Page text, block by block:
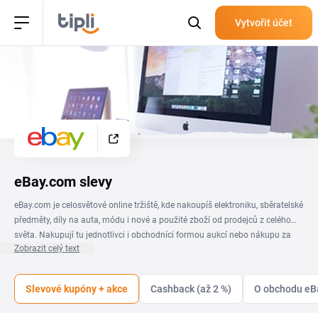
Vytvořit účet
eBay.com slevy
eBay.com je celosvětové online tržiště, kde nakoupíš elektroniku, sběratelské
předměty, díly na auta, módu i nové a použité zboží od prodejců z celého
světa. Nakupují tu jednotlivci i obchodníci formou aukcí nebo nákupu za
pevnou cenu. Se slevovým kódem eBay zaplatíš za vybrané položky méně,
přehled slev a kódů najdeš na této stránce. Když je k dispozici kupón eBay,
zkopíruj ho a vlož v košíku do pole pro slevový kód ještě před dokončením
Zobrazit celý text
Slevové kupóny + akce Cashback (až 2 %) O obchodu